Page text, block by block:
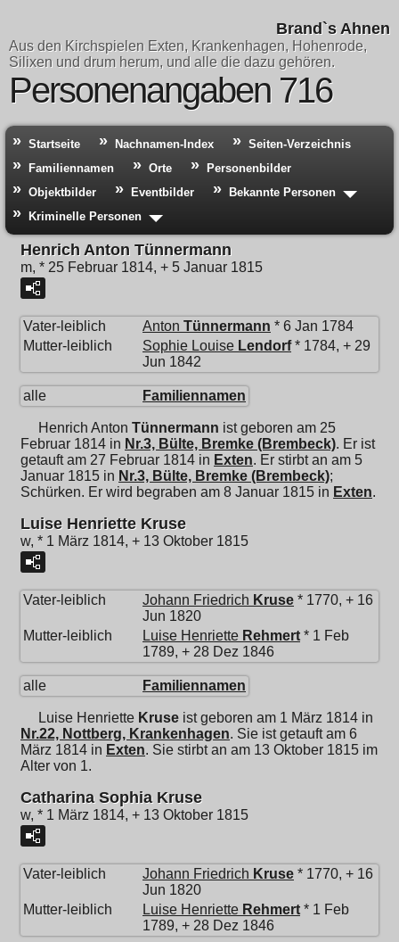
Brand`s Ahnen
Aus den Kirchspielen Exten, Krankenhagen, Hohenrode,
Silixen und drum herum, und alle die dazu gehören.
Personenangaben 716
Startseite Nachnamen-Index
Seiten-Verzeichnis
Familiennamen
Orte
Personenbilder
Objektbilder
Eventbilder
Bekannte Personen
Kriminelle Personen
Henrich Anton Tünnermann
m, * 25 Februar 1814, + 5 Januar 1815
Vater-leiblich Anton Tünnermann * 6 Jan 1784
Mutter-leiblich
Sophie Louise Lendorf* 1784, + 29
Jun 1842
alle Familiennamen
Henrich Anton Tünnermann ist geboren am 25
Februar 1814 in Nr.3, Bülte, Bremke (Brembeck). Er ist
getauft am 27 Februar 1814 in Exten. Er stirbt an am 5
Januar 1815 in Nr.3, Bülte, Bremke (Brembeck);
Schürken. Er wird begraben am 8 Januar 1815 in Exten.
Luise Henriette Kruse
w, * 1 März 1814, + 13 Oktober 1815
Vater-leiblich Johann Friedrich Kruse * 1770, + 16
Jun 1820
Mutter-leiblich
Luise Henriette Rehmert * 1 Feb
1789, + 28 Dez 1846
alle Familiennamen
Luise Henriette Kruse ist geboren am 1 März 1814 in
Nr.22, Nottberg, Krankenhagen. Sie ist getauft am 6
März 1814 in Exten. Sie stirbt an am 13 Oktober 1815 im
Alter von 1.
Catharina Sophia Kruse
w, * 1 März 1814, + 13 Oktober 1815
Vater-leiblich Johann Friedrich Kruse * 1770, + 16
Jun 1820
Mutter-leiblich
Luise Henriette Rehmert * 1 Feb
1789, + 28 Dez 1846